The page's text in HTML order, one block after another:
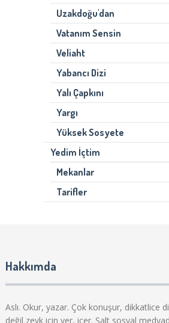
Uzakdoğu'dan
Vatanım Sensin
Veliaht
Yabancı Dizi
Yalı Çapkını
Yargı
Yüksek Sosyete
Yedim İçtim
Mekanlar
Tarifler
Hakkımda
Aslı. Okur, yazar. Çok konuşur, dikkatlice
değil zevk için yer, içer. Salt sosyal